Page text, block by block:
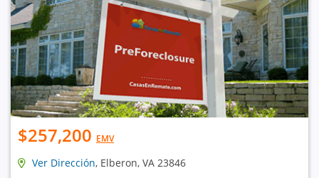
$257,200 EMV
Ver Dirección, Elberon, VA 23846